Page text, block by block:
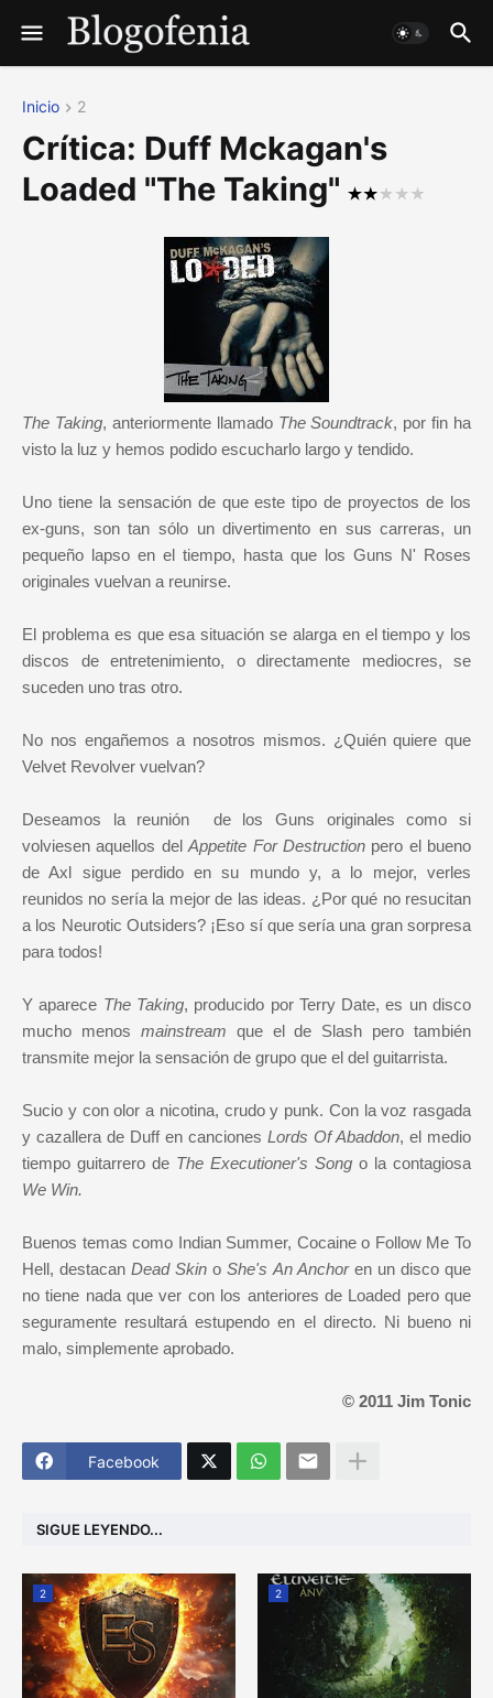
Inicio 2
Crítica: Duff Mckagan's
Loaded "The Taking"
The Taking, anteriormente llamado The Soundtrack, por fin ha
visto la luz y hemos podido escucharlo largo y tendido.
Uno tiene la sensación de que este tipo de proyectos de los
ex-guns, son tan sólo un divertimento en sus carreras, un
pequeño lapso en el tiempo, hasta que los Guns N' Roses
originales vuelvan a reunirse.
El problema es que esa situación se alarga en el tiempo y los
discos de entretenimiento, o directamente mediocres, se
suceden uno tras otro.
No nos engañemos a nosotros mismos. ¿Quién quiere que
Velvet Revolver vuelvan?
Deseamos la reunión de los Guns originales como si
volviesen aquellos delAppetite For Destructionpero el bueno
de Axl sigue perdido en su mundo y, a lo mejor, verles
reunidos no sería la mejor de las ideas. ¿Por qué no resucitan
a los Neurotic Outsiders? ¡Eso sí que sería una gran sorpresa
para todos!
Y aparece The Taking, producido por Terry Date, es un disco
mucho menos mainstream que el de Slash pero también
transmite mejor la sensación de grupo que el del guitarrista.
Sucio y con olor a nicotina, crudo y punk. Con la voz rasgada
y cazallera de Duff en canciones Lords Of Abaddon, el medio
tiempo guitarrero de The Executioner's Song o la contagiosa
We Win.
Buenos temas como Indian Summer, Cocaine o Follow Me To
Hell, destacanDead Skino She's An Anchoren un disco que
no tiene nada que ver con los anteriores de Loaded pero que
seguramente resultará estupendo en el directo. Ni bueno ni
malo, simplemente aprobado.
© 2011 Jim Tonic
Facebook
SIGUE LEYENDO...
2 2